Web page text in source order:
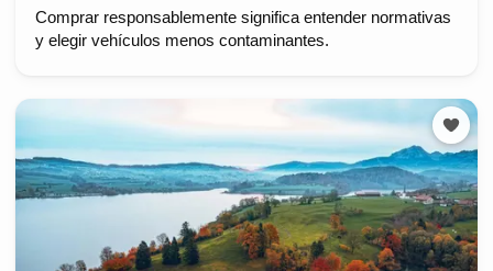
Comprar responsablemente significa entender normativas
y elegir vehículos menos contaminantes.